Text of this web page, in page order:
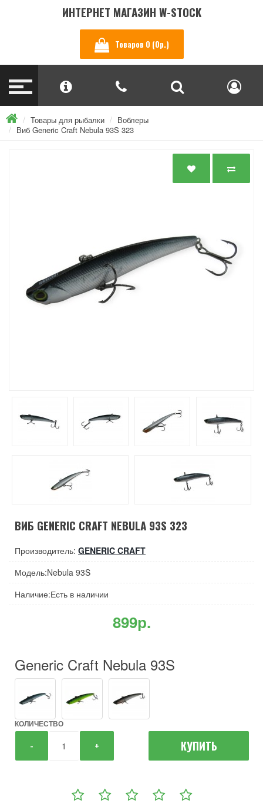
ИНТЕРНЕТ МАГАЗИН W-STOCK
Товаров 0 (0р.)
Товары для рыбалки
Воблеры
Виб Generic Craft Nebula 93S 323
ВИБ GENERIC CRAFT NEBULA 93S 323
Производитель: GENERIC CRAFT
Модель:Nebula 93S
Наличие:Есть в наличии
899р.
Generic Craft Nebula 93S
КОЛИЧЕСТВО
- + КУПИТЬ